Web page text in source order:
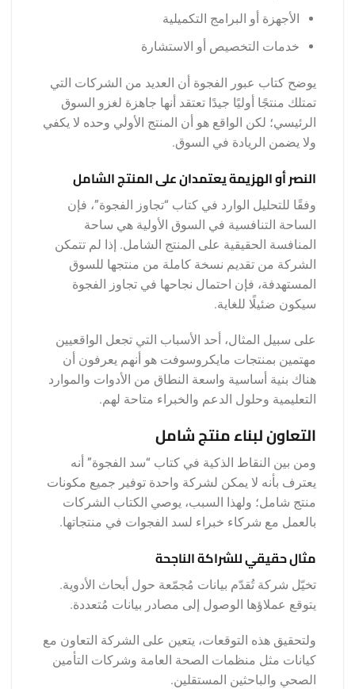
الأجهزة أو البرامج التكميلية
خدمات التخصيص أو الاستشارة
يوضح كتاب عبور الفجوة أن العديد من الشركات التي
تمتلك منتجًا أوليًا جيدًا تعتقد أنها جاهزة لغزو السوق
الرئيسي؛ لكن الواقع هو أن المنتج الأولي وحده لا يكفي
ولا يضمن الريادة في السوق.
النصر أو الهزيمة يعتمدان على المنتج الشامل
وفقًا للتحليل الوارد في كتاب “تجاوز الفجوة”، فإن
الساحة التنافسية في السوق الأولية هي ساحة
المنافسة الحقيقية على المنتج الشامل. إذا لم تتمكن
الشركة من تقديم نسخة كاملة من منتجها للسوق
المستهدفة، فإن احتمال نجاحها في تجاوز الفجوة
سيكون ضئيلًا للغاية.
على سبيل المثال، أحد الأسباب التي تجعل الواقعيين
مهتمين بمنتجات مايكروسوفت هو أنهم يعرفون أن
هناك بنية أساسية واسعة النطاق من الأدوات والموارد
التعليمية وحلول الدعم والخبراء متاحة لهم.
التعاون لبناء منتج شامل
ومن بين النقاط الذكية في كتاب “سد الفجوة” أنه
يعترف بأنه لا يمكن لشركة واحدة توفير جميع مكونات
منتج شامل؛ ولهذا السبب، يوصي الكتاب الشركات
بالعمل مع شركاء خبراء لسد الفجوات في منتجاتها.
مثال حقيقي للشراكة الناجحة
تخيّل شركة تُقدّم بيانات مُجمّعة حول أبحاث الأدوية.
يتوقع عملاؤها الوصول إلى مصادر بيانات مُتعددة.
ولتحقيق هذه التوقعات، يتعين على الشركة التعاون مع
كيانات مثل منظمات الصحة العامة وشركات التأمين
الصحي والباحثين المستقلين.